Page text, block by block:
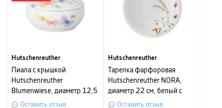
Hutschenreuther
Пиала с крышкой
Hutschenreuther
Blumenwiese, диаметр 12,5
см, белый с рисунком
Оставить отзыв
Hutschenreuther
Тарелка фарфоровая
Hutschenreuther NORA,
диаметр 22 см, белый с
рисунком
Оставить отзыв